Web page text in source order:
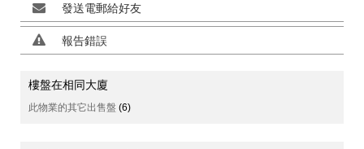
發送電郵給好友
報告錯誤
樓盤在相同大廈
此物業的其它出售盤 (6)